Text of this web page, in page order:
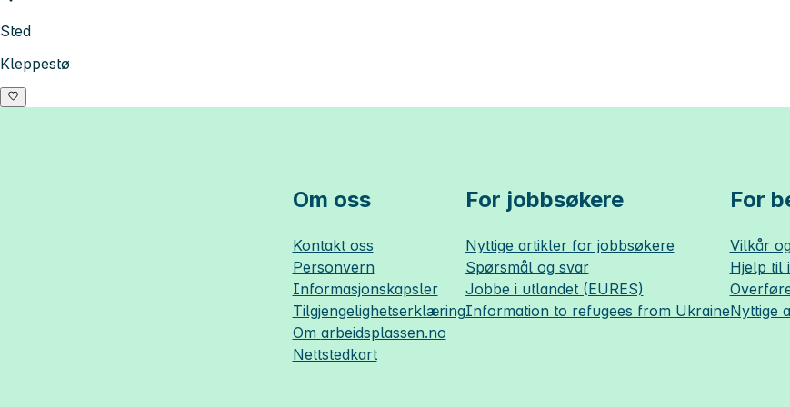
Sted
Kleppestø
Om oss
Kontakt oss
Personvern
Informasjonskapsler
Tilgjengelighetserklæring
Om arbeidsplassen.no
Nettstedkart
For jobbsøkere
Nyttige artikler for jobbsøkere
Spørsmål og svar
Jobbe i utlandet (EURES)
Information to refugees from Ukraine
For
Vilkår
Hjelp til
Nyttige